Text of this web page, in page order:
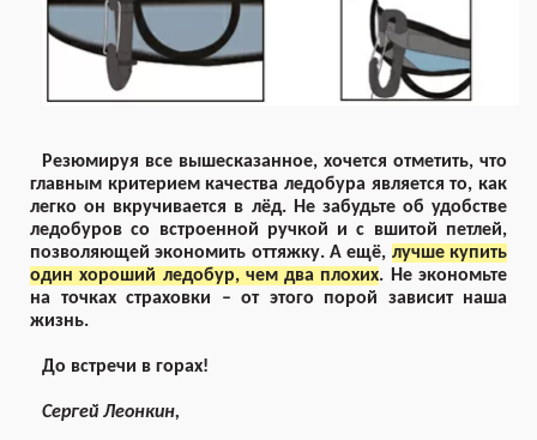
Резюмируя все вышесказанное, хочется отметить, что
главным критерием качества ледобура является то, как
легко он вкручивается в лёд. Не забудьте об удобстве
ледобуров со встроенной ручкой и с вшитой петлей,
позволяющей экономить оттяжку. А ещё, лучше купить
один хороший ледобур, чем два плохих. Не экономьте
на точках страховки – от этого порой зависит наша
жизнь.
До встречи в горах!
Сергей Леонкин,